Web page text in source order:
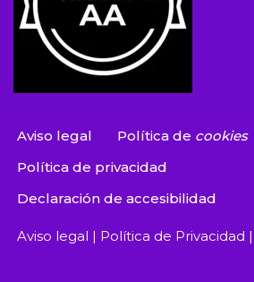
Aviso legal Política de cookies
Política de privacidad
Declaración de accesibilidad
Aviso legal | Política de Privacidad |